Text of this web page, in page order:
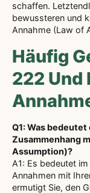
schaffen.
bewussteren und
Annahme (Law of
Häufig
222 Und
Q1: Was
Zusammenhang
Assumption)?
A1: Es bedeutet
Annahmen mit
ermutigt Sie, den